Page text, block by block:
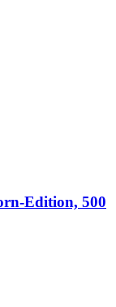
​Edition, 500